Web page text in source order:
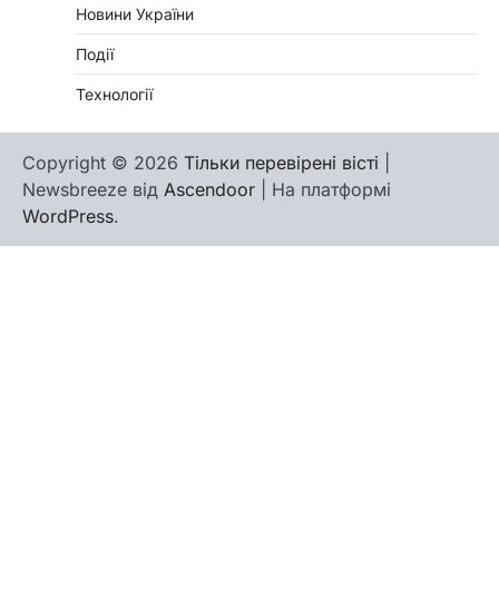
Новини України
Події
Технології
Copyright © 2026 Тільки перевірені вісті
Newsbreeze від Ascendoor | На платформі
WordPress.